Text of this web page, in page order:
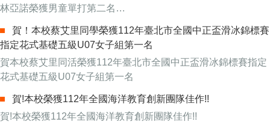
林亞諾榮獲男童單打第二名
蔡喆宇、林亞諾榮獲學生雙打第一名
李唯聖榮獲教師單打第二名
謝宗儒榮獲教師單打第...
賀！本校蔡艾里同學榮獲112年臺北市全國中正盃滑冰錦標賽
指定花式基礎五級U07女子組第一名
賀本校蔡艾里同活榮獲112年臺北市全國中正盃滑冰錦標賽指定
花式基礎五級U07女子組第一名
賀!本校榮獲112年全國海洋教育創新團隊佳作!!
賀!本校榮獲112年全國海洋教育創新團隊佳作!!